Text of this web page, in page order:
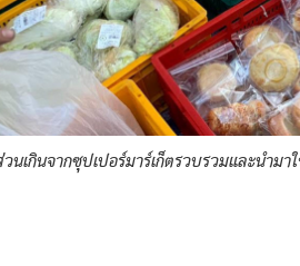
นเกินจากซุปเปอร์มาร์เก็ตรวบรวมและนำมา